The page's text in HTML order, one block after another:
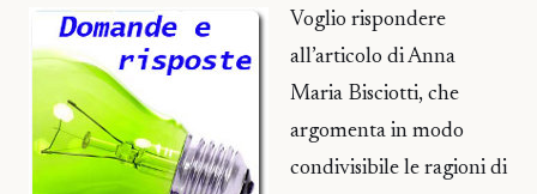
Voglio rispondere
all’articolo di Anna
Maria Bisciotti, che
argomenta in modo
condivisibile le ragioni di